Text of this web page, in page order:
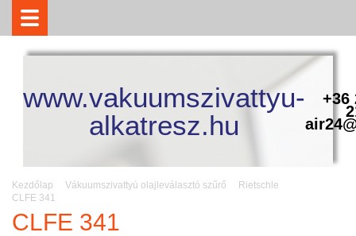
www.vakuumszivattyu-
alkatresz.hu
+36
Kezdőlap Vákuumszivattyú olajleválasztó szűrő
Rietschle
CLFE 341
CLFE 341